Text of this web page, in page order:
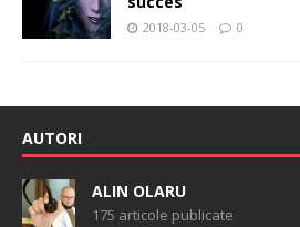
2018-03-05 0
AUTORI
ALIN OLARU
175 articole publicate